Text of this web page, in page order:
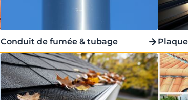
Conduit de fumée & tubage